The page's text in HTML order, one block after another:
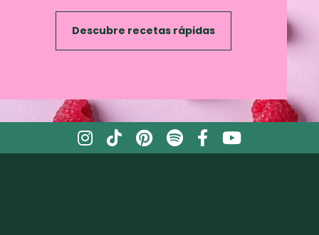
Descubre recetas rápidas